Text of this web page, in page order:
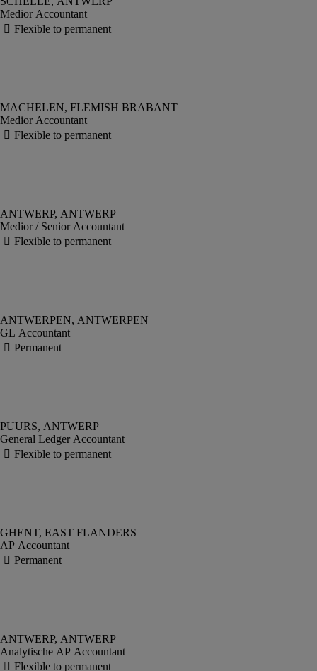
Medior Accountant
Medior Accountant
Medior / Senior Accountant
GL Accountant
General Ledger Accountant
AP Accountant
Analytische AP Accountant